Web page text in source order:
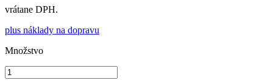
vrátane DPH.
plus náklady na dopravu
Množstvo